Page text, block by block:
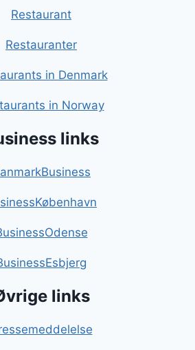
Restaurant
Restauranter
in Denmark
in Norway
links
links